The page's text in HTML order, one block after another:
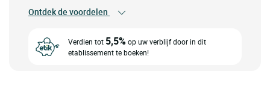
Ontdek de voordelen
Verdien tot 5,5%op uw verblijf door in dit
etablissement te boeken!